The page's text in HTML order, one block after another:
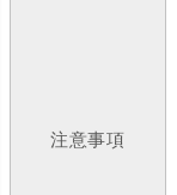
注意事項